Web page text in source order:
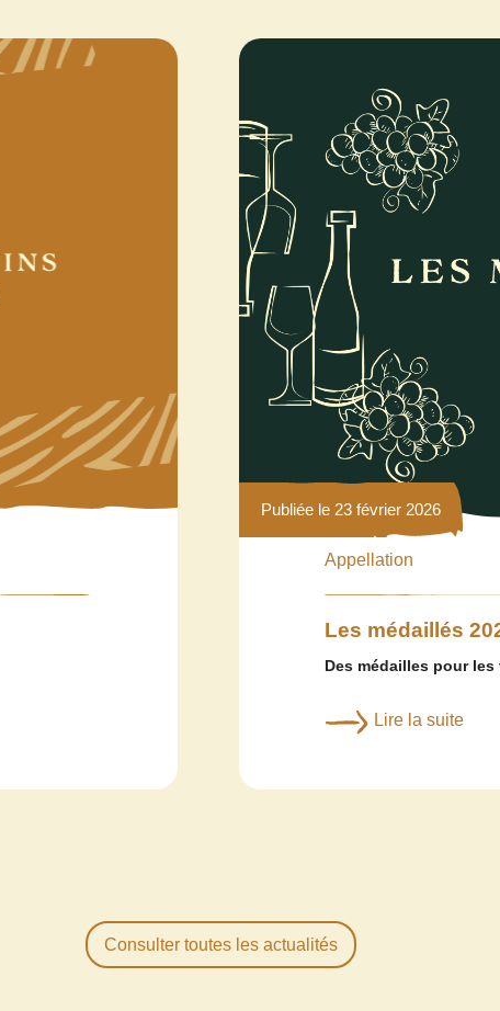
Publiée le 23 février 2026
Appellation
Les médaillés
Des médailles pour
Lire la suite
Consulter toutes les actualités